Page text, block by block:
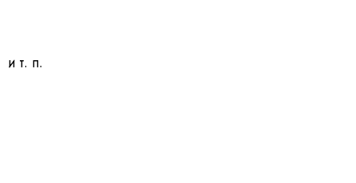
и т. п.